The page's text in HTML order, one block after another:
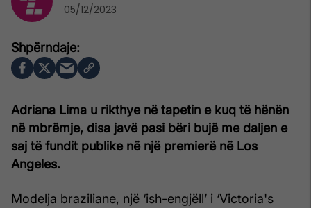
Adriana Lima u rikthye në tapetin e kuq të hënën
në mbrëmje, disa javë pasi bëri bujë me daljen e
saj të fundit publike në një premierë në Los
Angeles.
Modelja braziliane, një ‘ish-engjëll’ i ‘Victoria's
05/12/2023